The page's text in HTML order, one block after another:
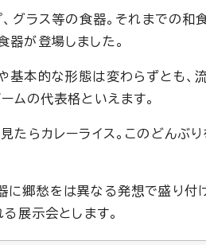
、グラス等の食器。それまでの
が登場しました。
基本的な形態は変わらずとも、
ムの代表格といえます。
見たらカレーライス。このど
郷愁をは異なる発想で盛り付
展示会とします。